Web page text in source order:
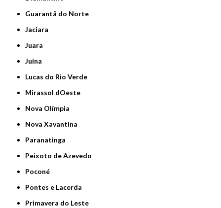
Guarantã do Norte
Jaciara
Juara
Juína
Lucas do Rio Verde
Mirassol dOeste
Nova Olímpia
Nova Xavantina
Paranatinga
Peixoto de Azevedo
Poconé
Pontes e Lacerda
Primavera do Leste